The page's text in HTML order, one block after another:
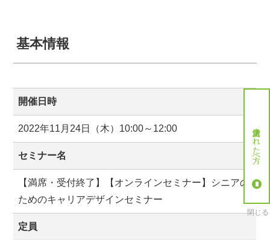
基本情報
開催日時
2022年11月24日（木）10:00～12:00
セミナー名
【満席・受付終了】【オンラインセミナー】シニアの
ためのキャリアデザインセミナー
定員
就労決定された方へ
閉じる